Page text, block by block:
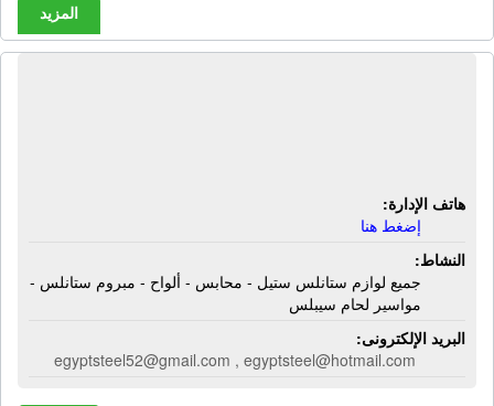
المزيد
هاتف الإدارة:
إضغط هنا
النشاط:
جميع لوازم ستانلس ستيل - محابس - ألواح - مبروم ستانلس -
مواسير لحام سيبلس
البريد الإلكترونى:
egyptsteel52@gmail.com , egyptsteel@hotmail.com